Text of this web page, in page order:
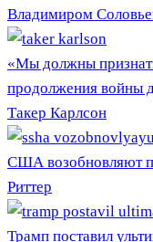
Владимиром
«Мы должны
продолжения
Такер Карлсон
США возобновляют
Риттер
Трамп поставил